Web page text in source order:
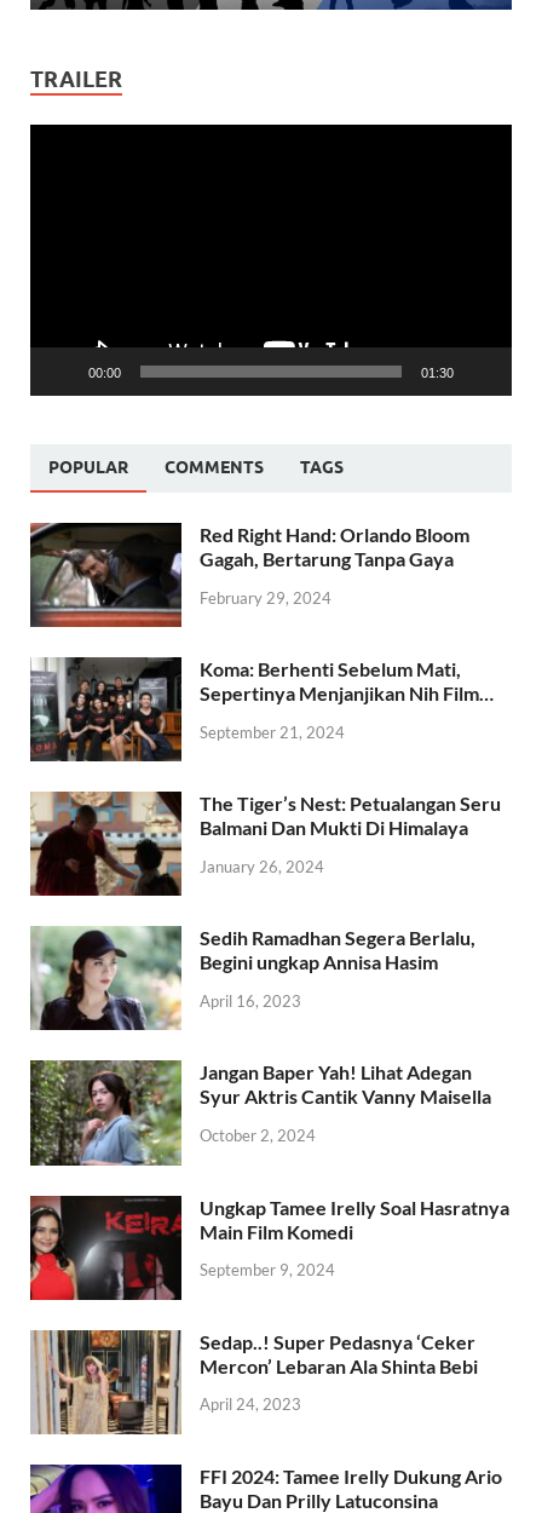
TRAILER
00:00 01:30
POPULAR COMMENTS TAGS
Red Right Hand: Orlando Bloom
Gagah, Bertarung Tanpa Gaya
February 29, 2024
Koma: Berhenti Sebelum Mati,
Sepertinya Menjanjikan Nih Film…
September 21, 2024
The Tiger’s Nest: Petualangan Seru
Balmani Dan Mukti Di Himalaya
January 26, 2024
Sedih Ramadhan Segera Berlalu,
Begini ungkap Annisa Hasim
April 16, 2023
Jangan Baper Yah! Lihat Adegan
Syur Aktris Cantik Vanny Maisella
October 2, 2024
Ungkap Tamee Irelly Soal Hasratnya
Main Film Komedi
September 9, 2024
Sedap..! Super Pedasnya ‘Ceker
Mercon’ Lebaran Ala Shinta Bebi
April 24, 2023
FFI 2024: Tamee Irelly Dukung Ario
Bayu Dan Prilly Latuconsina